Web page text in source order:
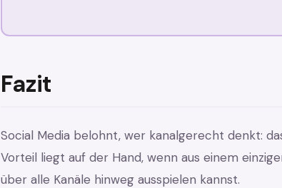
Fazit
Social Media belohnt, wer kanalgerecht denkt:
Vorteil liegt auf der Hand, wenn aus einem
über alle Kanäle hinweg ausspielen kannst.